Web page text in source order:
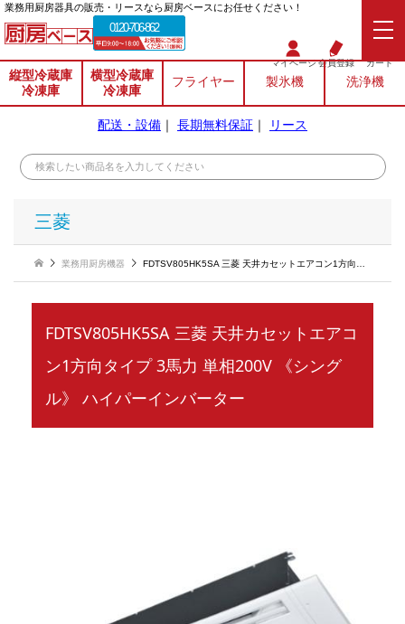
業務⽤厨房器具の販売・リースなら厨房ベースにお任せください！
0120-706-862
マイページ会員登録 カート
縦型冷蔵庫
冷凍庫
横型冷蔵庫
冷凍庫
フライヤー 製氷機 洗浄機
配送・設備 ｜ 長期無料保証 ｜ リース
三菱
業務用厨房機器 FDTSV805HK5SA 三菱 天井カセットエアコン1方向タイプ 3馬力 単相200V 《シングル》 ハイパーインバーター
FDTSV805HK5SA 三菱 天井カセットエアコ
ン1方向タイプ 3馬力 単相200V 《シング
ル》 ハイパーインバーター